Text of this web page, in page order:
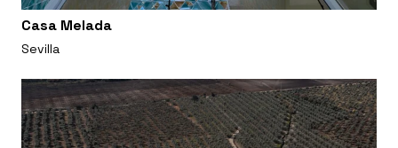
Casa Melada
Sevilla